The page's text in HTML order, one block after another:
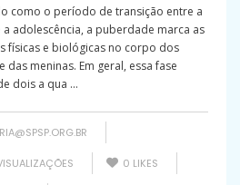
como o período de transição entre a
a adolescência, a puberdade marca as
físicas e biológicas no corpo dos
das meninas. Em geral, essa fase
dois a qua ...
0 LIKES